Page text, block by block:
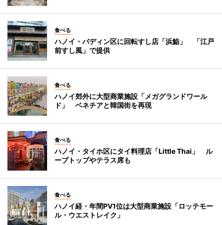
食べる
ハノイ・バディン区に回転すし店「浜鮨」 「江戸
前すし風」で提供
食べる
ハノイ郊外に大型商業施設「メガグランドワール
ド」 ベネチアと韓国街を再現
食べる
ハノイ・タイホ区にタイ料理店「Little Thai」 ル
ープトップやテラス席も
食べる
ハノイ経・年間PV1位は大型商業施設「ロッテモー
ル・ウエストレイク」